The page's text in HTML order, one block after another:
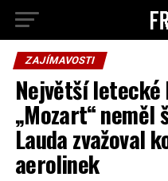
ZAJÍMAVOSTI
Největší
„Mozart“ neměl
Lauda zvažoval
aerolinek